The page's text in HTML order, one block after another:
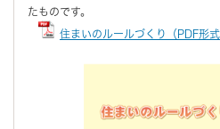
たものです。
住まいのルールづくり（PDF形